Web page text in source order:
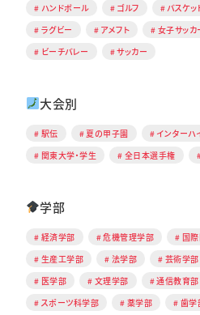
ハンドボール
ゴルフ バスケ
ラグビー
アメフト 女子サッカ
ビーチバレー
サッカー
大会別
駅伝 夏の甲子園 インターハ
関東大学・学生
全日本選手権
学部
経済学部 危機管理学部 国
生産工学部
法学部 芸術学部
医学部
文理学部 通信教育部
スポーツ科学部
薬学部 歯学